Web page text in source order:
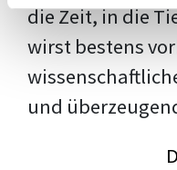
die Zeit, in die
wirst bestens
und